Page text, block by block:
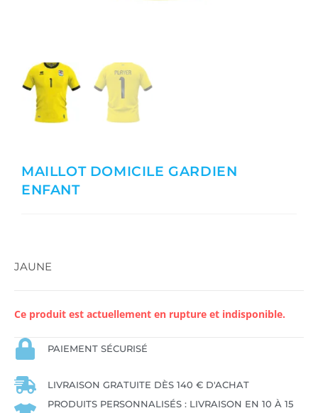
MAILLOT DOMICILE GARDIEN
ENFANT
JAUNE
Ce produit est actuellement en rupture et indisponible.
PAIEMENT SÉCURISÉ
LIVRAISON GRATUITE DÈS 140 € D'ACHAT
PRODUITS PERSONNALISÉS : LIVRAISON EN 10 À 15